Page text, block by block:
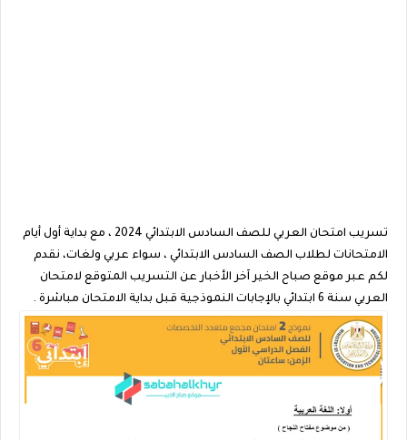
تسريب امتحان العربي للصف السادس الابتدائي 2024 ، مع بداية أول أيام
الامتحانات لطلاب الصف السادس الابتدائي ، سواء عربي ولغات، نقدم
لكم عبر موقع صباح الخير آخر الأخبار عن التسريب المتوقع لامتحان
العربي سنة 6 ابتدائي بالإجابات النموذجية قبل بداية الامتحان مباشرة .